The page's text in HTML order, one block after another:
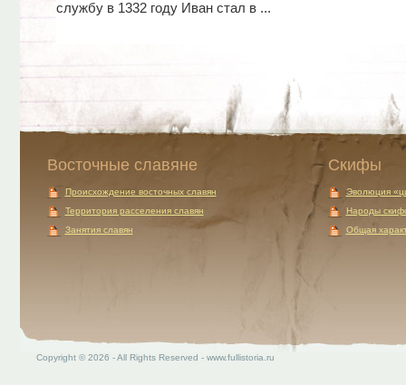
службу в 1332 году Иван стал в ...
Восточные славяне
Происхождение восточных славян
Территория расселения славян
Занятия славян
Скифы
Эволюция
Народы
Общая
Copyright © 2026 - All Rights Reserved - www.fullistoria.ru